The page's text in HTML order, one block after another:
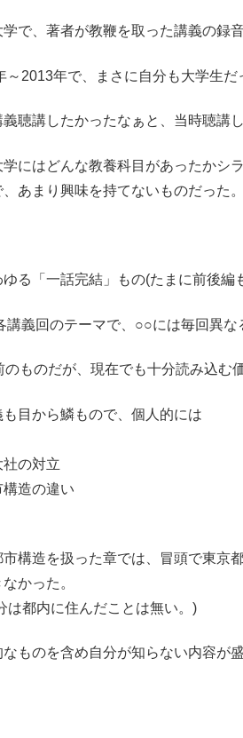
で、著者が教鞭を取った講義の録
2013年で、まさに自分も大学生だ
聴講したかったなぁと、当時聴講
にはどんな教養科目があったかシ
あまり興味を持てないものだった。
る「一話完結」もの(たまに前後編
義回のテーマで、○○には毎回異な
ものだが、現在でも十分読み込む
目から鱗もので、個人的には
社の対立
構造の違い
構造を扱った章では、冒頭で東京
かった。
都内に住んだことは無い。)
ものを含め自分が知らない内容が